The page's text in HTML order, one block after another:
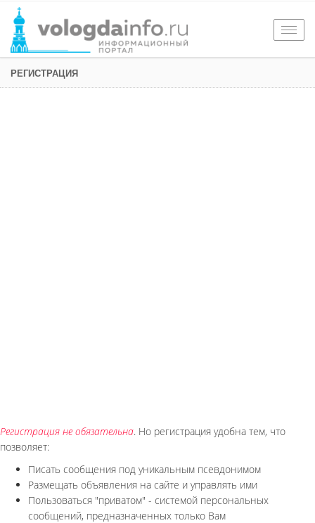
РЕГИСТРАЦИЯ
Регистрация не обязательна. Но регистрация удобна тем, что
позволяет:
Писать сообщения под уникальным псевдонимом
Размещать объявления на сайте и управлять ими
Пользоваться "приватом" - системой персональных
сообщений, предназначенных только Вам